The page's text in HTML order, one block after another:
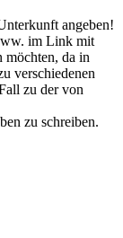
angeben!
im Link mit
möchten, da in
verschiedenen
zu der von
zu schreiben.